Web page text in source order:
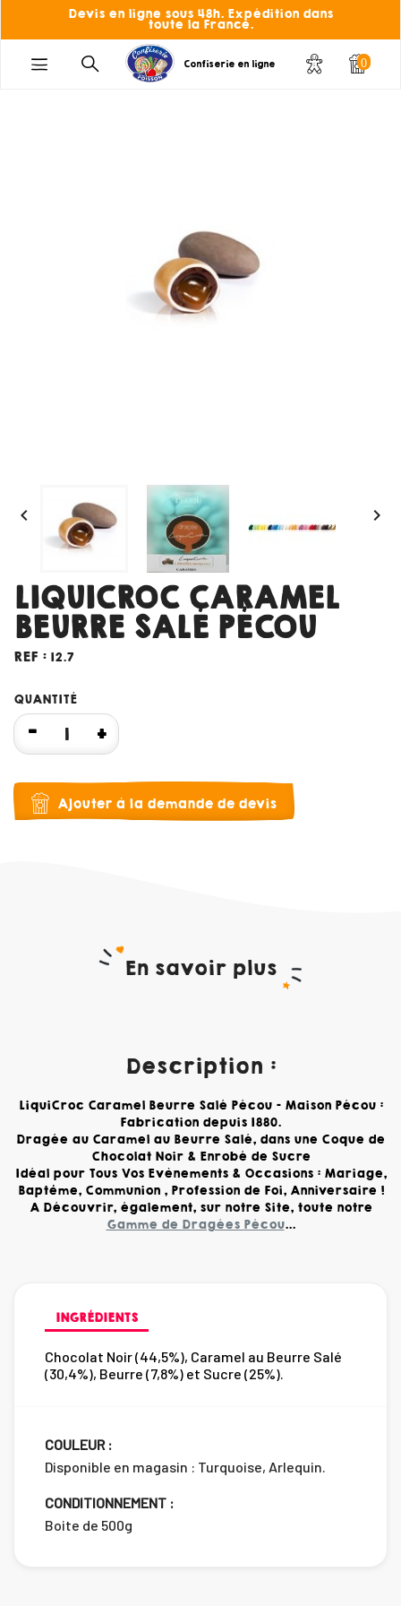
Devis en ligne sous 48h. Expédition dans
toute la France.
Confiserie en ligne 0
 
LIQUICROC CARAMEL
BEURRE SALÉ PÉCOU
REF : 12.7
QUANTITÉ
Ajouter à la demande de devis
En savoir plus
Description :
LiquiCroc Caramel Beurre Salé Pécou - Maison Pécou :
Fabrication depuis 1880.
Dragée au Caramel au Beurre Salé, dans une Coque de
Chocolat Noir & Enrobé de Sucre
Idéal pour Tous Vos Evènements & Occasions : Mariage,
Baptême, Communion , Profession de Foi, Anniversaire !
A Découvrir, également, sur notre Site, toute notre
Gamme de Dragées Pécou...
INGRÉDIENTS
Chocolat Noir (44,5%), Caramel au Beurre Salé
(30,4%), Beurre (7,8%) et Sucre (25%).
COULEUR :
Disponible en magasin : Turquoise, Arlequin.
CONDITIONNEMENT :
Boite de 500g